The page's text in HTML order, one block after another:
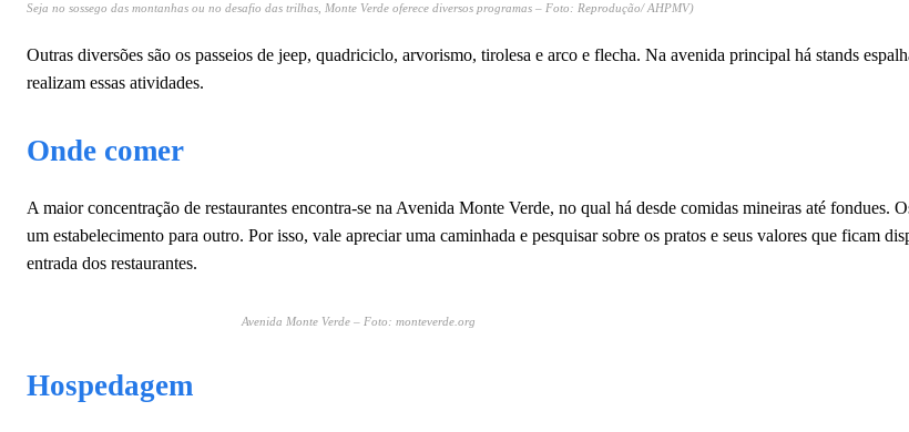
Seja no sossego das montanhas ou no desafio das trilhas, Monte Verde oferece diversos programas – Foto: Reprodução/ AHPMV)
Outras diversões são os passeios de jeep, quadriciclo, arvorismo, tirolesa e arco e flecha. Na avenida principal há stands
realizam essas atividades.
Onde comer
A maior concentração de restaurantes encontra-se na Avenida Monte Verde, no qual há desde comidas mineiras até fondues.
um estabelecimento para outro. Por isso, vale apreciar uma caminhada e pesquisar sobre os pratos e seus valores que ficam
entrada dos restaurantes.
Avenida Monte Verde – Foto: monteverde.org
Hospedagem